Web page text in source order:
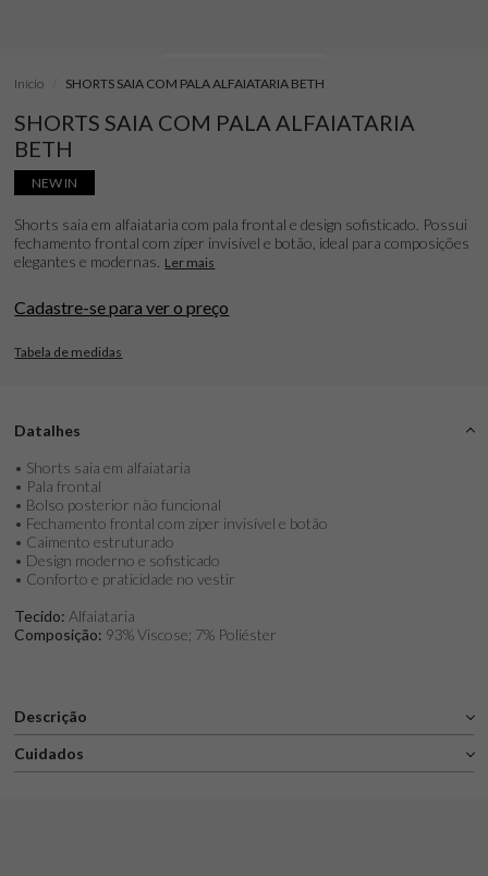
Início SHORTS SAIA COM PALA ALFAIATARIA BETH
SHORTS SAIA COM PALA ALFAIATARIA
BETH
NEW IN
Shorts saia em alfaiataria com pala frontal e design sofisticado. Possui
fechamento frontal com zíper invisível e botão, ideal para composições
elegantes e modernas. Ler mais
Cadastre-se para ver o preço
Tabela de medidas
Datalhes
• Shorts saia em alfaiataria
• Pala frontal
• Bolso posterior não funcional
• Fechamento frontal com zíper invisível e botão
• Caimento estruturado
• Design moderno e sofisticado
• Conforto e praticidade no vestir
Tecido: Alfaiataria
Composição: 93% Viscose; 7% Poliéster
Descrição
Cuidados